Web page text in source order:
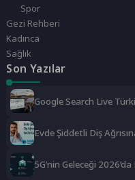
Spor
Gezi Rehberi
Kadınca
Sağlık
Son Yazılar
Google Search Live
Evde Şiddetli Diş
5G’nin Geleceği